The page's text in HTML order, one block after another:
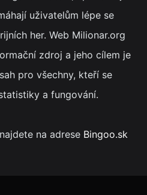
uživatelům lépe se
her. Web Milionar.org
zdroj a jeho cílem je
pro všechny, kteří se
a fungování.
na adrese Bingoo.sk